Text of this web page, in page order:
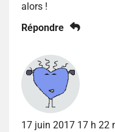
alors !
Répondre
17 juin 2017 17 h 22